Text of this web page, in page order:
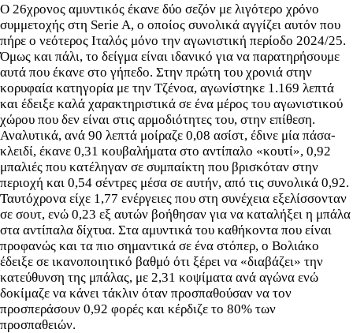
Ο 26χρονος αμυντικός έκανε δύο σεζόν με λιγότερο χρόνο
συμμετοχής στη Serie A, ο οποίος συνολικά αγγίζει αυτόν που
πήρε ο νεότερος Ιταλός μόνο την αγωνιστική περίοδο 2024/25.
Όμως και πάλι, το δείγμα είναι ιδανικό για να παρατηρήσουμε
αυτά που έκανε στο γήπεδο. Στην πρώτη του χρονιά στην
κορυφαία κατηγορία με την Τζένοα, αγωνίστηκε 1.169 λεπτά
και έδειξε καλά χαρακτηριστικά σε ένα μέρος του αγωνιστικού
χώρου που δεν είναι στις αρμοδιότητες του, στην επίθεση.
Αναλυτικά, ανά 90 λεπτά μοίραζε 0,08 ασίστ, έδινε μία πάσα-
κλειδί, έκανε 0,31 κουβαλήματα στο αντίπαλο «κουτί», 0,92
μπαλιές που κατέληγαν σε συμπαίκτη που βρισκόταν στην
περιοχή και 0,54 σέντρες μέσα σε αυτήν, από τις συνολικά 0,92.
Ταυτόχρονα είχε 1,77 ενέργειες που στη συνέχεια εξελίσσονταν
σε σουτ, ενώ 0,23 εξ αυτών βοήθησαν για να καταλήξει η μπάλα
στα αντίπαλα δίχτυα. Στα αμυντικά του καθήκοντα που είναι
προφανώς και τα πιο σημαντικά σε ένα στόπερ, ο Βολιάκο
έδειξε σε ικανοποιητικό βαθμό ότι ξέρει να «διαβάζει» την
κατεύθυνση της μπάλας, με 2,31 κοψίματα ανά αγώνα ενώ
δοκίμαζε να κάνει τάκλιν όταν προσπαθούσαν να τον
προσπεράσουν 0,92 φορές και κέρδιζε το 80% των
προσπαθειών.